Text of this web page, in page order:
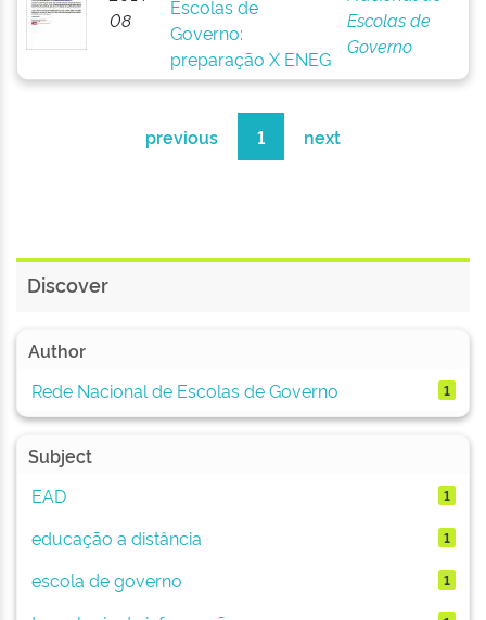
08
Escolas de
Governo:
preparação X ENEG
Escolas de
Governo
previous 1 next
Discover
Author
Rede Nacional de Escolas de Governo
1
Subject
EAD
1
educação a distância 1
escola de governo 1